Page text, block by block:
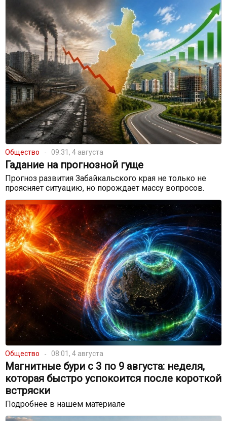
Общество 09:31, 4 августа
Гадание на прогнозной гуще
Прогноз развития Забайкальского края не только не
проясняет ситуацию, но порождает массу вопросов.
Общество 08:01, 4 августа
Магнитные бури с 3 по 9 августа: неделя,
которая быстро успокоится после короткой
встряски
Подробнее в нашем материале